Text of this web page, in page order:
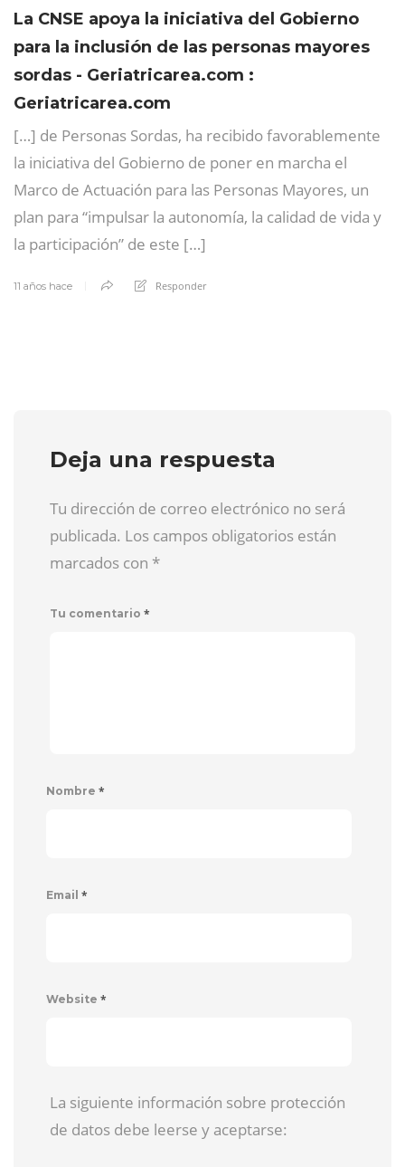
La CNSE apoya la iniciativa del Gobierno
para la inclusión de las personas mayores
sordas - Geriatricarea.com :
Geriatricarea.com
[…] de Personas Sordas, ha recibido favorablemente
la iniciativa del Gobierno de poner en marcha el
Marco de Actuación para las Personas Mayores, un
plan para “impulsar la autonomía, la calidad de vida y
la participación” de este […]
11 años hace Responder
Deja una respuesta
Tu dirección de correo electrónico no será
publicada. Los campos obligatorios están
marcados con *
Tu comentario *
Nombre *
Email *
Website *
La siguiente información sobre protección
de datos debe leerse y aceptarse: